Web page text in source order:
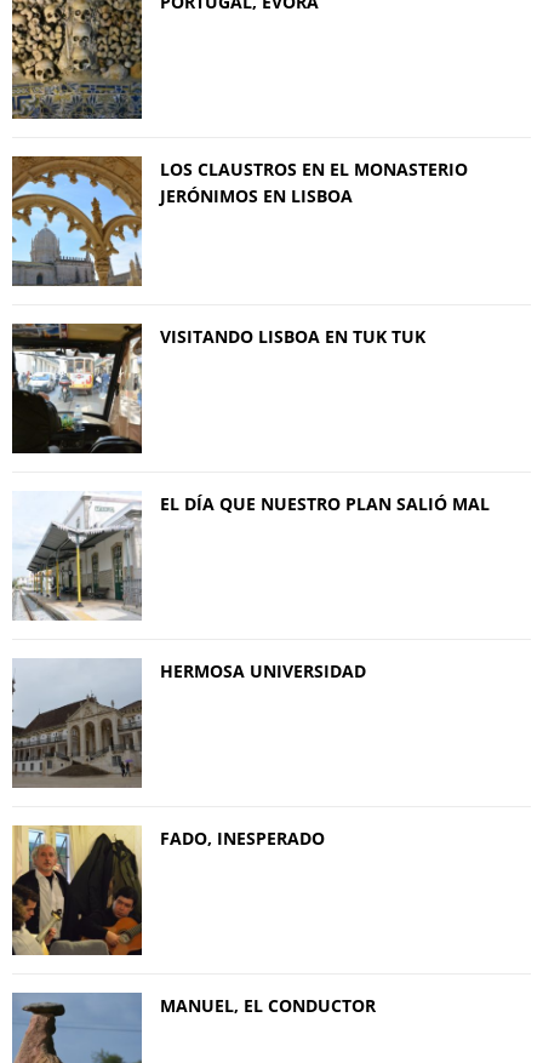
LOS CLAUSTROS EN EL MONASTERIO
JERÓNIMOS EN LISBOA
VISITANDO LISBOA EN TUK TUK
EL DÍA QUE NUESTRO PLAN SALIÓ MAL
HERMOSA UNIVERSIDAD
FADO, INESPERADO
MANUEL, EL CONDUCTOR